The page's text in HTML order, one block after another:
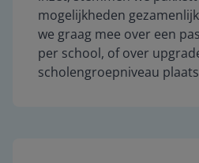
mogelijkheden
we graag mee over een
per school, of over
scholengroepniveau